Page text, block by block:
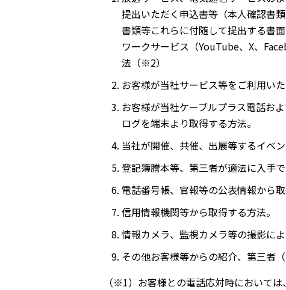
提出いただく申込書等（本人確認書
書類等これらに付随して提出する書
ワークサービス（YouTube、X、
法（※2）
お客様が当社サービス等をご利用い
お客様が当社ケーブルプラス電話お
ログを端末より取得する方法。
当社が開催、共催、出展等するイベ
登記簿謄本等、第三者が適法に入手
電話番号帳、官報等の公表情報から取
信用情報機関等から取得する方法。
情報カメラ、監視カメラ等の撮影によ
その他お客様等からの紹介、第三者
（※1）お客様との電話応対時において